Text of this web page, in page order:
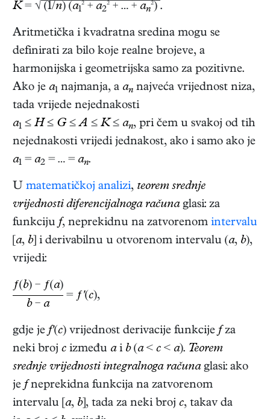
K= √ (1/n) (a1² + a2² + … + an²) .
Aritmetička i kvadratna sredina mogu se
definirati za bilo koje realne brojeve, a
harmonijska i geometrijska samo za pozitivne.
Ako je a1 najmanja, a an najveća vrijednost niza,
tada vrijede nejednakosti
a1 ≤ H ≤ G ≤A ≤ K≤ an, pri čem u svakoj od tih
nejednakosti vrijedi jednakost, ako i samo ako je
a1 = a2 = … = an.
U matematičkoj analizi, teorem srednje
vrijednosti diferencijalnoga računaglasi: za
funkcijuf, neprekidnu na zatvorenom intervalu
a, b] i derivabilnu u otvorenom intervalu (a, b),
vrijedi:
ƒ(b) − ƒ(a)
b− a
= ƒ'(c),
gdje jef'(c) vrijednost derivacije funkcijefza
neki broj c između ai b(a< c < a). Teorem
srednje vrijednosti integralnoga računaglasi: ako
jefneprekidna funkcija na zatvorenom
intervalu [ a, b], tada za neki broj c, takav da